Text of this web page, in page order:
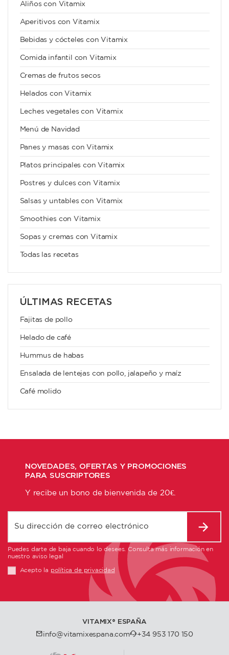
Aliños con Vitamix
Aperitivos con Vitamix
Bebidas y cócteles con Vitamix
Comida infantil con Vitamix
Cremas de frutos secos
Helados con Vitamix
Leches vegetales con Vitamix
Menú de Navidad
Panes y masas con Vitamix
Platos principales con Vitamix
Postres y dulces con Vitamix
Salsas y untables con Vitamix
Smoothies con Vitamix
Sopas y cremas con Vitamix
Todas las recetas
ÚLTIMAS RECETAS
Fajitas de pollo
Helado de café
Hummus de habas
Ensalada de lentejas con pollo, jalapeño y maíz
Café molido
NOVEDADES, OFERTAS Y PROMOCIONES
PARA SUSCRIPTORES
Y recibe un bono de bienvenida de 20€.
Puedes darte de baja cuando lo desees. Consulta más información en
nuestro aviso legal
Acepto la política de privacidad
VITAMIX®️ ESPAÑA
info@vitamixespana.com +34 953 170 150